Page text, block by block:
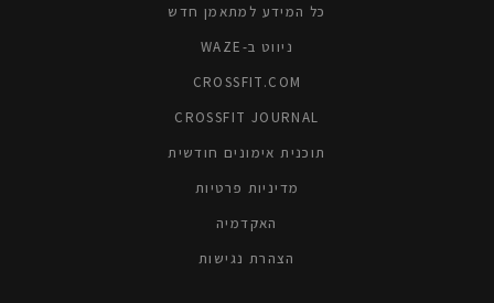
כל המידע למתאמן חדש
ניווט ב-WAZE
CROSSFIT.COM
CROSSFIT JOURNAL
תוכנית אימונים חודשית
מדיניות פרטיות
האקדמיה
הצהרת נגישות